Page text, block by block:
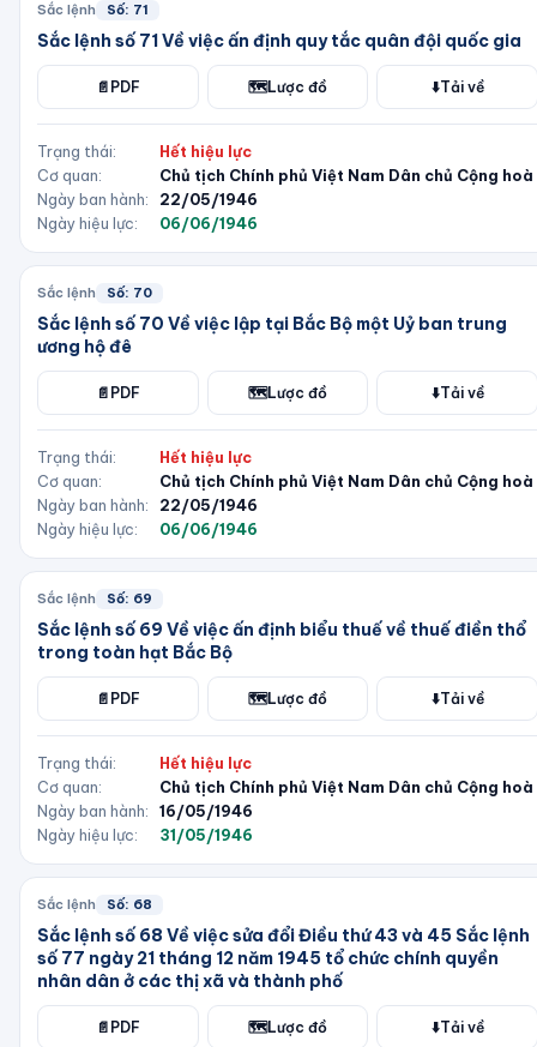
Sắc lệnh Số: 71
Sắc lệnh số 71 Về việc ấn định quy tắc quân đội quốc gia
📄 PDF 🗺️Lược đồ ⬇️Tải về
Trạng thái:
Hết hiệu lực
Cơ quan:
Chủ tịch Chính phủ Việt Nam Dân chủ Cộng hoà
Ngày ban hành:
22/05/1946
Ngày hiệu lực:
06/06/1946
Sắc lệnh Số: 70
Sắc lệnh số 70 Về việc lập tại Bắc Bộ một Uỷ ban trung
ương hộ đê
📄 PDF 🗺️Lược đồ ⬇️Tải về
Trạng thái:
Hết hiệu lực
Cơ quan:
Chủ tịch Chính phủ Việt Nam Dân chủ Cộng hoà
Ngày ban hành:
22/05/1946
Ngày hiệu lực:
06/06/1946
Sắc lệnh Số: 69
Sắc lệnh số 69 Về việc ấn định biểu thuế về thuế điền thổ
trong toàn hạt Bắc Bộ
📄 PDF 🗺️Lược đồ ⬇️Tải về
Trạng thái:
Hết hiệu lực
Cơ quan:
Chủ tịch Chính phủ Việt Nam Dân chủ Cộng hoà
Ngày ban hành:
16/05/1946
Ngày hiệu lực:
31/05/1946
Sắc lệnh Số: 68
Sắc lệnh số 68 Về việc sửa đổi Điều thứ 43 và 45 Sắc lệnh
số 77 ngày 21 tháng 12 năm 1945 tổ chức chính quyền
nhân dân ở các thị xã và thành phố
📄 PDF 🗺️Lược đồ ⬇️Tải về